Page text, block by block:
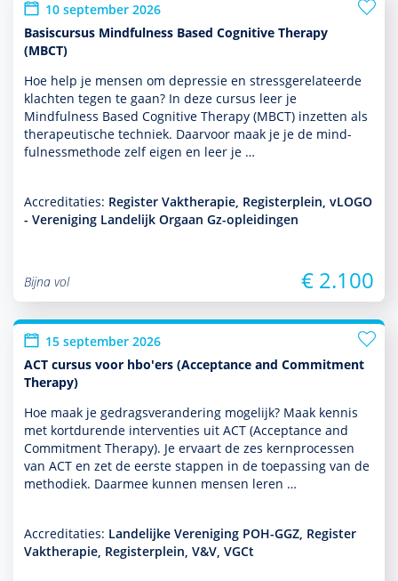
10 september 2026
Basiscursus Mindfulness Based Cognitive Therapy
(MBCT)
Hoe help je mensen om depres­sie en stressgerelateerde
klachten tegen te gaan? In deze cursus leer je
Mindfulness Based Cognitive Therapy (MBCT) inzetten als
thera­peu­tische techniek. Daarvoor maak je je de mind­
fulnessmethode zelf eigen en leer je …
Accreditaties: Register Vaktherapie, Registerplein, vLOGO
- Vereniging Landelijk Orgaan Gz-opleidingen
Bijna vol € 2.100
15 september 2026
ACT cursus voor hbo'ers (Acceptance and Commitment
Therapy)
Hoe maak je gedragsveran­de­ring moge­lijk? Maak kennis
met kort­durende inter­venties uit ACT (Acceptance and
Commitment Therapy). Je ervaart de zes kernprocessen
van ACT en zet de eerste stappen in de toe­pas­sing van de
metho­diek. Daarmee kunnen mensen leren …
Accreditaties: Landelijke Vereniging POH-GGZ, Register
Vaktherapie, Registerplein, V&V, VGCt